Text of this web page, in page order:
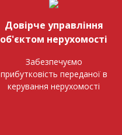
Довірче управління
об'єктом нерухомості
Забезпечуємо
прибутковість переданої в
керування нерухомості